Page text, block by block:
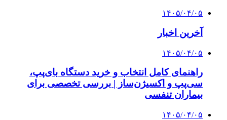
۱۴۰۵/۰۴/۰۵
آخرین اخبار
۱۴۰۵/۰۴/۰۵
راهنمای کامل انتخاب و خرید دستگاه بای‌پپ،
سی‌پپ و اکسیژن‌ساز | بررسی تخصصی برای
بیماران تنفسی
۱۴۰۵/۰۴/۰۵